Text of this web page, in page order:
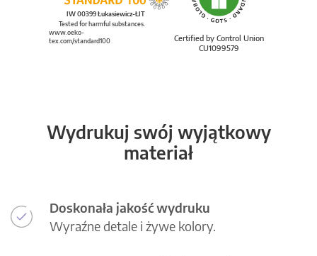
Certified by Control Union
CU1099579
IW 00399 Łukasiewicz-ŁIT
Tested for harmful substances.
www.oeko-
tex.com/standard100
Wydrukuj swój wyjątkowy
materiał
Doskonała jakość wydruku
Wyraźne detale i żywe kolory.